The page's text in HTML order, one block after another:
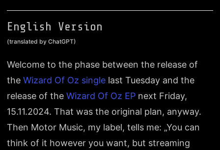
English Version
(translated by ChatGPT)
Welcome to the phase between the release of
theWizard Of Oz single last Tuesday and the
release of theWizard Of Oz EP next Friday,
15.11.2024. That was the original plan, anyway.
Then Motor Music, my label, tells me: „You can
think of it however you want, but streaming